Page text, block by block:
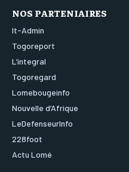
NOS PARTENIAIRES
It-Admin
Togoreport
L’integral
Togoregard
Lomebougeinfo
Nouvelle d’Afrique
LeDefenseurInfo
228foot
Actu Lomé